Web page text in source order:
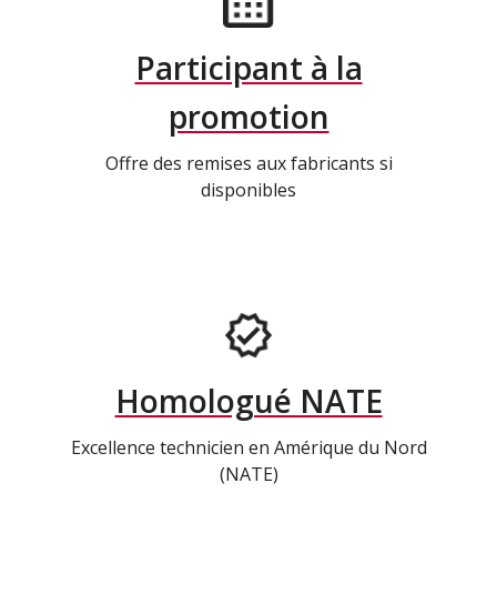
Participant à la
promotion
Offre des remises aux fabricants si
disponibles
Homologué NATE
Excellence technicien en Amérique du Nord
(NATE)